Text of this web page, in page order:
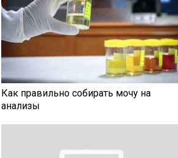
Как правильно собирать мочу на
анализы